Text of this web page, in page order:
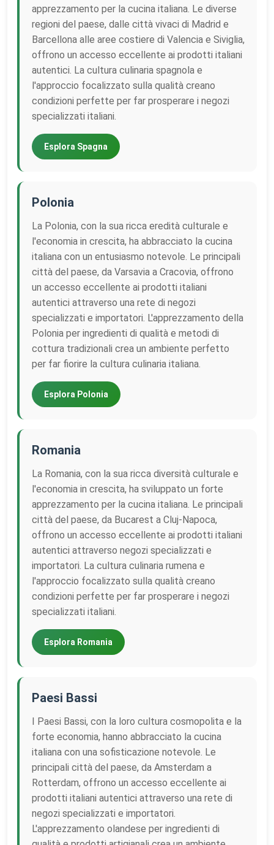
apprezzamento per la cucina italiana. Le diverse
regioni del paese, dalle città vivaci di Madrid e
Barcellona alle aree costiere di Valencia e Siviglia,
offrono un accesso eccellente ai prodotti italiani
autentici. La cultura culinaria spagnola e
l'approccio focalizzato sulla qualità creano
condizioni perfette per far prosperare i negozi
specializzati italiani.
Esplora Spagna
Polonia
La Polonia, con la sua ricca eredità culturale e
l'economia in crescita, ha abbracciato la cucina
italiana con un entusiasmo notevole. Le principali
città del paese, da Varsavia a Cracovia, offrono
un accesso eccellente ai prodotti italiani
autentici attraverso una rete di negozi
specializzati e importatori. L'apprezzamento della
Polonia per ingredienti di qualità e metodi di
cottura tradizionali crea un ambiente perfetto
per far fiorire la cultura culinaria italiana.
Esplora Polonia
Romania
La Romania, con la sua ricca diversità culturale e
l'economia in crescita, ha sviluppato un forte
apprezzamento per la cucina italiana. Le principali
città del paese, da Bucarest a Cluj-Napoca,
offrono un accesso eccellente ai prodotti italiani
autentici attraverso negozi specializzati e
importatori. La cultura culinaria rumena e
l'approccio focalizzato sulla qualità creano
condizioni perfette per far prosperare i negozi
specializzati italiani.
Esplora Romania
Paesi Bassi
I Paesi Bassi, con la loro cultura cosmopolita e la
forte economia, hanno abbracciato la cucina
italiana con una sofisticazione notevole. Le
principali città del paese, da Amsterdam a
Rotterdam, offrono un accesso eccellente ai
prodotti italiani autentici attraverso una rete di
negozi specializzati e importatori.
L'apprezzamento olandese per ingredienti di